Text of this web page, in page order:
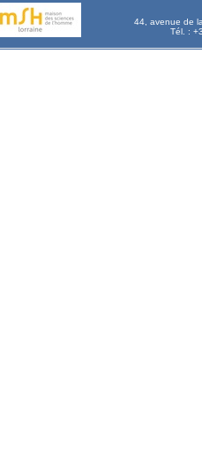
44, avenue de
Tél. :